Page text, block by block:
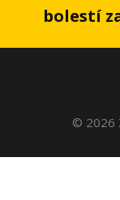
bolestí
© 2026